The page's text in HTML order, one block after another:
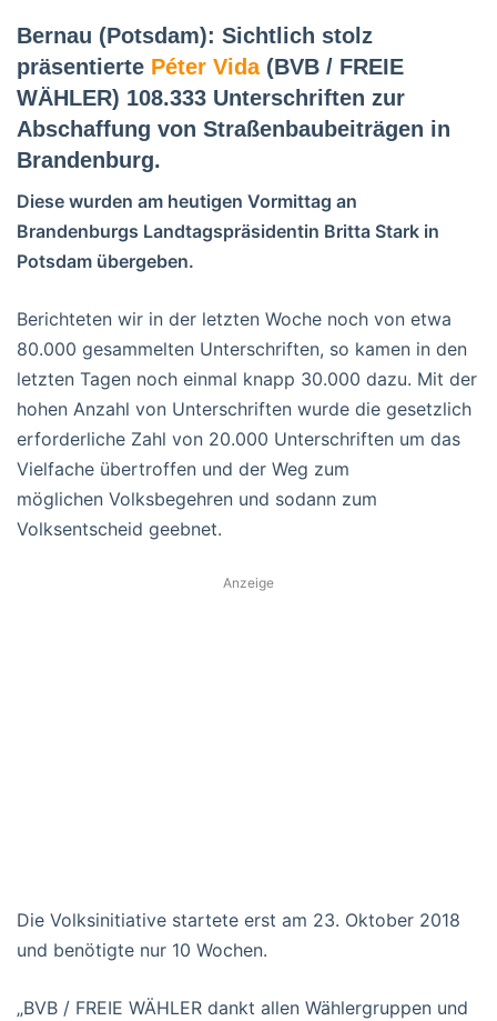
Bernau (Potsdam): Sichtlich stolz
präsentierte Péter Vida(BVB / FREIE
WÄHLER) 108.333 Unterschriften zur
Abschaffung von Straßenbaubeiträgen in
Brandenburg.
Diese wurden am heutigen Vormittag an
Brandenburgs Landtagspräsidentin Britta Stark in
Potsdam übergeben.
Berichteten wir in der letzten Woche noch von etwa
80.000 gesammelten Unterschriften, so kamen in den
letzten Tagen noch einmal knapp 30.000 dazu. Mit der
hohen Anzahl von Unterschriften wurde die gesetzlich
erforderliche Zahl von 20.000 Unterschriften um das
Vielfache übertroffen und der Weg zum
möglichen Volksbegehren und sodann zum
Volksentscheid geebnet.
Anzeige
Die Volksinitiative startete erst am 23. Oktober 2018
und benötigte nur 10 Wochen.
„BVB / FREIE WÄHLER dankt allen Wählergruppen und